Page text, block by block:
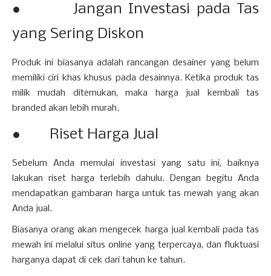
● Jangan Investasi pada Tas
yang Sering Diskon
Produk ini biasanya adalah rancangan desainer yang belum
memiliki ciri khas khusus pada desainnya. Ketika produk tas
milik mudah ditemukan, maka harga jual kembali tas
branded akan lebih murah.
● Riset Harga Jual
Sebelum Anda memulai investasi yang satu ini, baiknya
lakukan riset harga terlebih dahulu. Dengan begitu Anda
mendapatkan gambaran harga untuk tas mewah yang akan
Anda jual.
Biasanya orang akan mengecek harga jual kembali pada tas
mewah ini melalui situs online yang terpercaya, dan fluktuasi
harganya dapat di cek dari tahun ke tahun.